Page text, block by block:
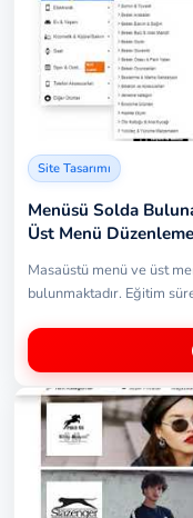
Site Tasarımı
Menüsü Solda
Üst Menü Düzenleme
Masaüstü menü ve üst
bulunmaktadır. Eğitim